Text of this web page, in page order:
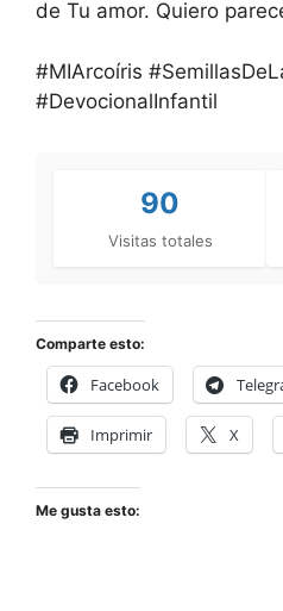
de Tu amor. Quiero
#MIArcoíris
#DevocionalInfantil
90
Visitas totales
Comparte esto:
Facebook
Imprimir X
Me gusta esto: